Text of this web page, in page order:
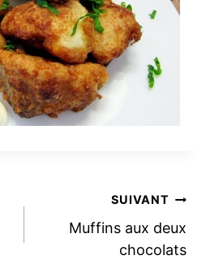
SUIVANT
Muffins aux deux
chocolats